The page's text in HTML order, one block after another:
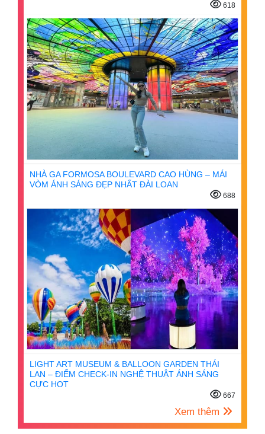
618
NHÀ GA FORMOSA BOULEVARD CAO HÙNG – MÁI
VÒM ÁNH SÁNG ĐẸP NHẤT ĐÀI LOAN
688
LIGHT ART MUSEUM & BALLOON GARDEN THÁI
LAN – ĐIỂM CHECK-IN NGHỆ THUẬT ÁNH SÁNG
CỰC HOT
667
Xem thêm